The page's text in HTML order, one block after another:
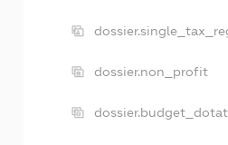
dossier.non_profit